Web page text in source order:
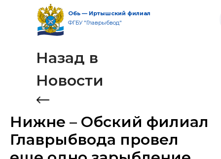
info@nof.glavrybvod.ru
Обь — Иртышский филиал
ФГБУ "Главрыбвод"
Назад в
Новости
Нижне – Обский филиал
Главрыбвода провел